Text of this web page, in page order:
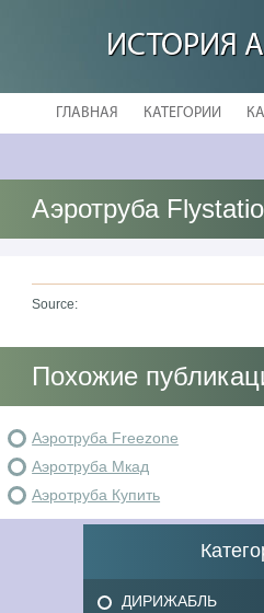
ИСТОРИЯ
ГЛАВНАЯ КАТЕГОРИИ
Аэротруба
Source:
Похожие
Аэротруба Freezone
Аэротруба Мкад
Аэротруба Купить
ДИРИЖАБЛЬ